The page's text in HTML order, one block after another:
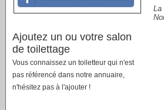
La
Ajoutez un ou votre salon
de toilettage
Vous connaissez un toiletteur qui n'est
pas référencé dans notre annuaire,
n'hésitez pas à l'ajouter !